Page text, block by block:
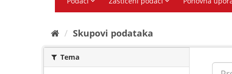
Skupovi podаtаkа
Tema